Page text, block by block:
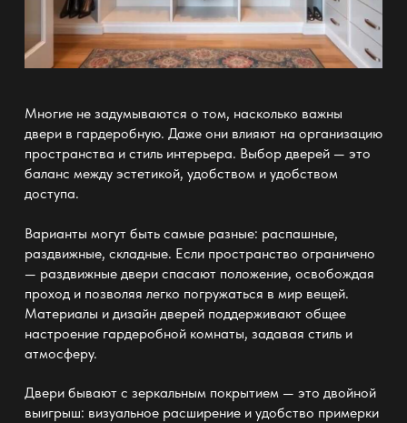
Многие не задумываются о том, насколько важны
двери в гардеробную. Даже они влияют на организацию
пространства и стиль интерьера. Выбор дверей — это
баланс между эстетикой, удобством и удобством
доступа.
Варианты могут быть самые разные: распашные,
раздвижные, складные. Если пространство ограничено
— раздвижные двериспасают положение, освобождая
проход и позволяя легко погружаться в мир вещей.
Материалы и дизайн дверей поддерживают общее
настроение гардеробной комнаты, задавая стиль и
атмосферу.
Двери бывают с зеркальным покрытием — это двойной
выигрыш: визуальное расширение и удобство примерки